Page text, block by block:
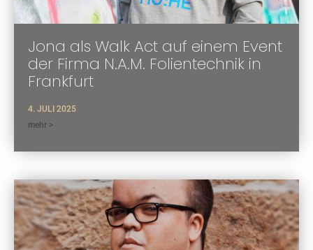
Jona als Walk Act auf einem Event
der Firma N.A.M. Folientechnik in
Frankfurt
4. JULI 2025
mehr >